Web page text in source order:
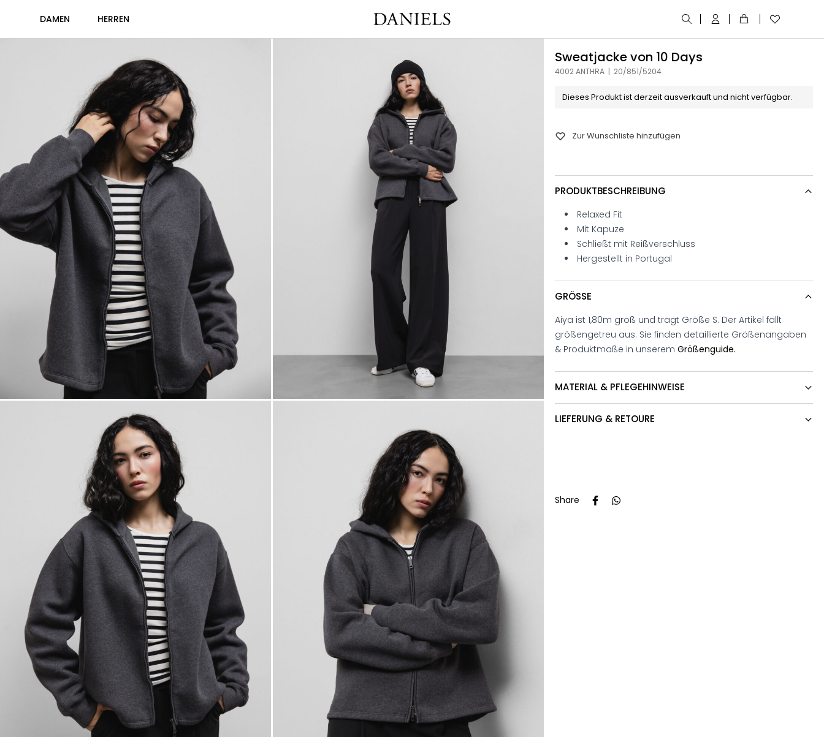
DAMEN HERREN
Sweatjacke von 10 Days
4002 ANTHRA | 20/851/5204
Dieses Produkt ist derzeit ausverkauft und nicht verfügbar.
Zur Wunschliste hinzufügen
PRODUKTBESCHREIBUNG
Relaxed Fit
Mit Kapuze
Schließt mit Reißverschluss
Hergestellt in Portugal
GRÖSSE
Aiya ist 1,80m groß und trägt Größe S. Der Artikel fällt
größengetreu aus. Sie finden detaillierte Größenangaben
& Produktmaße in unseremGrößenguide.
MATERIAL & PFLEGEHINWEISE
LIEFERUNG & RETOURE
Share